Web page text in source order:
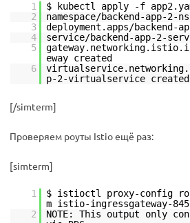
1
$ kubectl apply -f
2
namespace/backend-app-2-
3
deployment.apps/backend-
4
service/backend-app-2-
5
eway created
6
p-2-virtualservice created
[/simterm]
Проверяем роуты Istio ещё раз:
[simterm]
1
$ istioctl proxy-config
m istio-ingressgateway-
2
NOTE: This output only